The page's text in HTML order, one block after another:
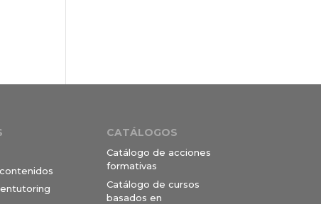
CATÁLOGOS
Catálogo de acciones
formativas
Catálogo de cursos
basados en